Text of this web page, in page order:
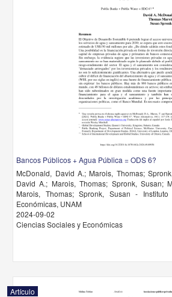
Bancos Públicos + Agua Pública = ODS 6?
McDonald, David A.; Marois, Thomas;
David A.; Marois, Thomas; Spronk, Susan;
Marois, Thomas; Spronk, Susan - Instituto
Económicas, UNAM
2024-09-02
Ciencias Sociales y Económicas
Artículo